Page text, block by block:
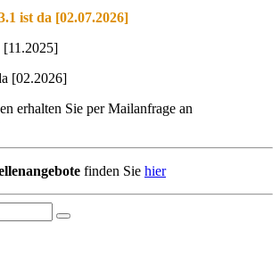
ist da [02.07.2026]
[02.2026]
erhalten Sie per Mailanfrage an
finden Sie hier